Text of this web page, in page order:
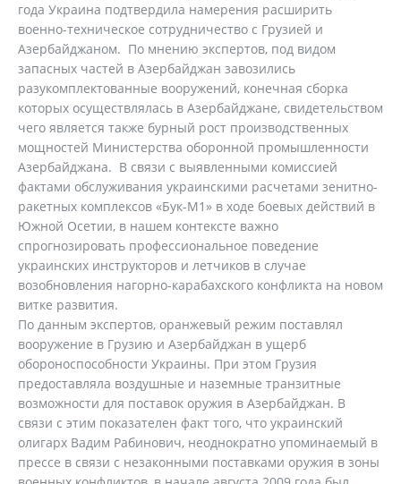
года Украина подтвердила намерения расширить
военно-техническое сотрудничество с Грузией и
Азербайджаном. По мнению экспертов, под видом
запасных частей в Азербайджан завозились
разукомплектованные вооружений, конечная сборка
которых осуществлялась в Азербайджане, свидетельством
чего является также бурный рост производственных
мощностей Министерства оборонной промышленности
Азербайджана. В связи с выявленными комиссией
фактами обслуживания украинскими расчетами зенитно-
ракетных комплексов «Бук-М1» в ходе боевых действий в
Южной Осетии, в нашем контексте важно
спрогнозировать профессиональное поведение
украинских инструкторов и летчиков в случае
возобновления нагорно-карабахского конфликта на новом
витке развития.
По данным экспертов, оранжевый режим поставлял
вооружение в Грузию и Азербайджан в ущерб
обороноспособности Украины. При этом Грузия
предоставляла воздушные и наземные транзитные
возможности для поставок оружия в Азербайджан. В
связи с этим показателен факт того, что украинский
олигарх Вадим Рабинович, неоднократно упоминаемый в
прессе в связи с незаконными поставками оружия в зоны